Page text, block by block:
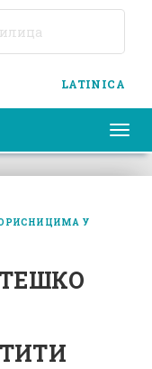
LATINICA
У